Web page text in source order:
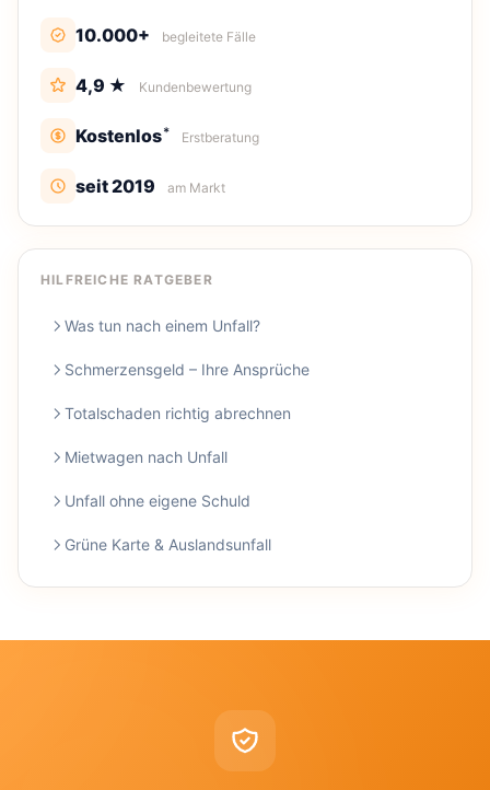
10.000+ begleitete Fälle
4,9 ★ Kundenbewertung
Kostenlos* Erstberatung
seit 2019 am Markt
HILFREICHE RATGEBER
Was tun nach einem Unfall?
Schmerzensgeld – Ihre Ansprüche
Totalschaden richtig abrechnen
Mietwagen nach Unfall
Unfall ohne eigene Schuld
Grüne Karte & Auslandsunfall